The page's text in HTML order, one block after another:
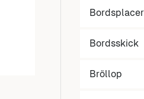
Bordsskick
Bröllop